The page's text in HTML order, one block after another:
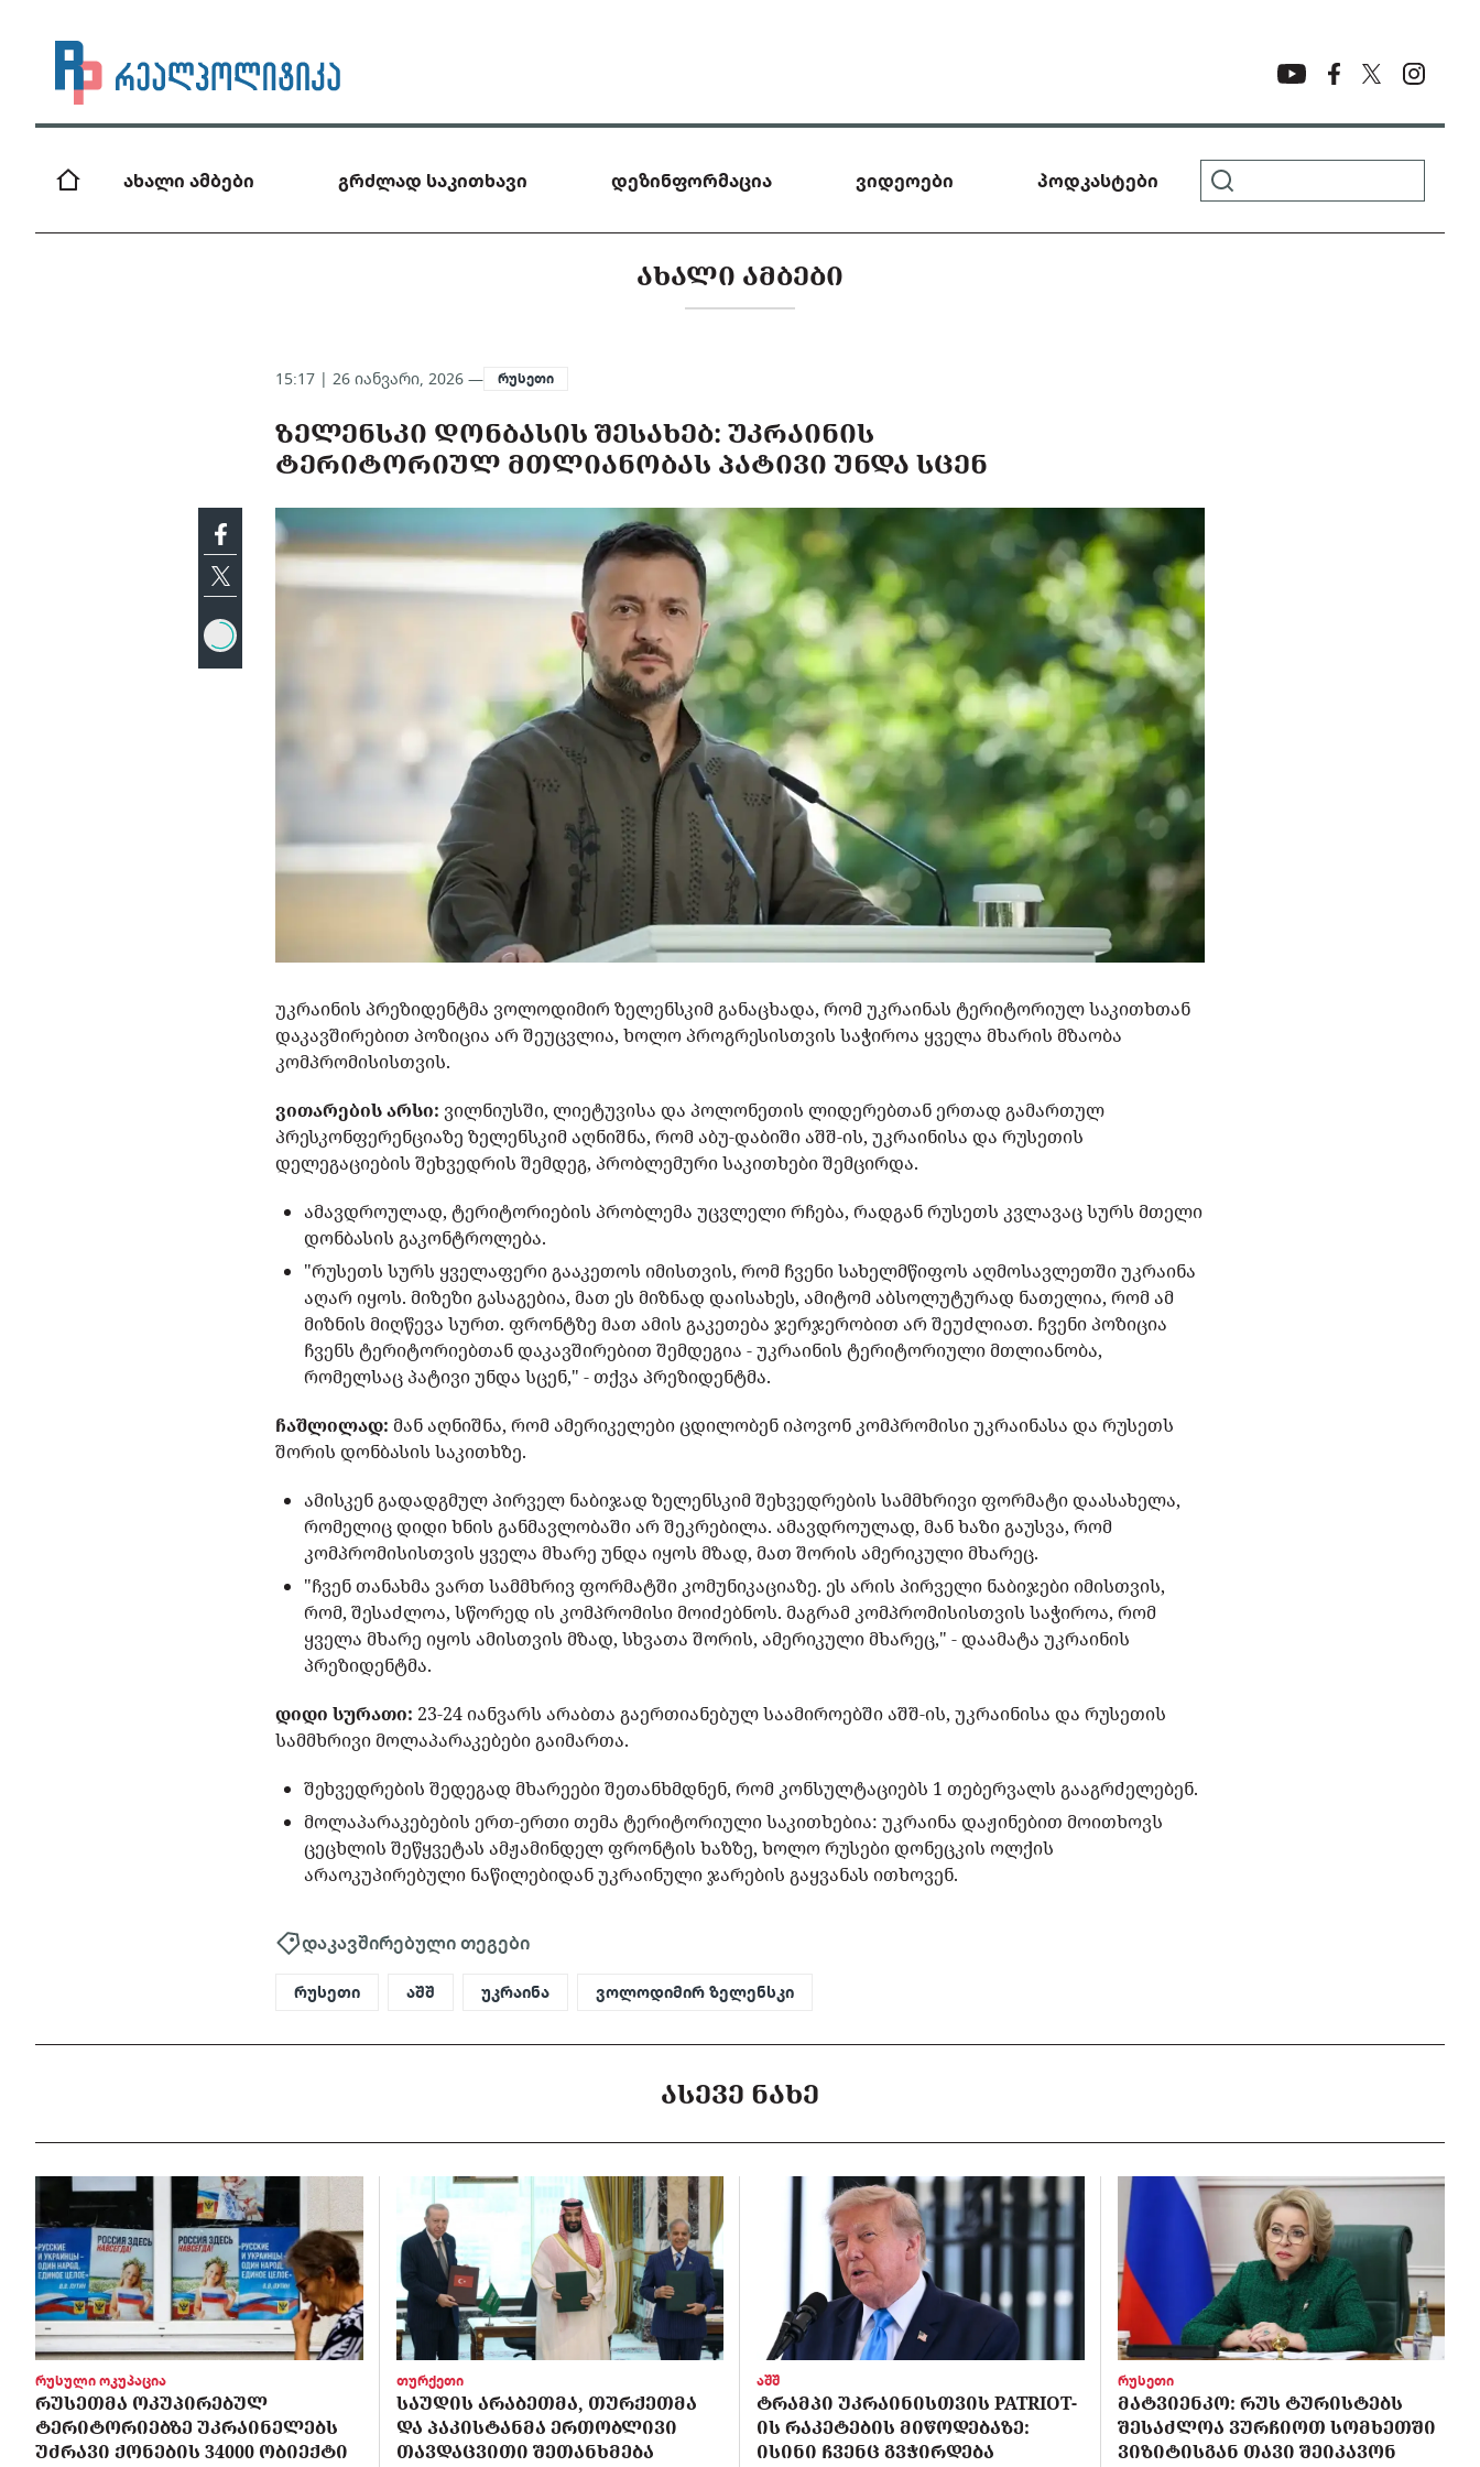
ახალი ამბები გრძლად საკითხავი დეზინფორმაცია ვიდეოები პოდკასტები
ᲐᲮᲐᲚᲘ ᲐᲛᲑᲔᲑᲘ
15:17 | 26 იანვარი, 2026 — რუსეთი
ᲖᲔᲚᲔᲜᲡᲙᲘ ᲓᲝᲜᲑᲐᲡᲘᲡ ᲨᲔᲡᲐᲮᲔᲑ: ᲣᲙᲠᲐᲘᲜᲘᲡ
ᲢᲔᲠᲘᲢᲝᲠᲘᲣᲚ ᲛᲗᲚᲘᲐᲜᲝᲑᲐᲡ ᲞᲐᲢᲘᲕᲘ ᲣᲜᲓᲐ ᲡᲪᲔᲜ
უკრაინის პრეზიდენტმა ვოლოდიმირ ზელენსკიმ განაცხადა, რომ უკრაინას ტერიტორიულ საკითხთან
დაკავშირებით პოზიცია არ შეუცვლია, ხოლო პროგრესისთვის საჭიროა ყველა მხარის მზაობა
კომპრომისისთვის.
ვითარების არსი: ვილნიუსში, ლიეტუვისა და პოლონეთის ლიდერებთან ერთად გამართულ
პრესკონფერენციაზე ზელენსკიმ აღნიშნა, რომ აბუ-დაბიში აშშ-ის, უკრაინისა და რუსეთის
დელეგაციების შეხვედრის შემდეგ, პრობლემური საკითხები შემცირდა.
ამავდროულად, ტერიტორიების პრობლემა უცვლელი რჩება, რადგან რუსეთს კვლავაც სურს მთელი
დონბასის გაკონტროლება.
"რუსეთს სურს ყველაფერი გააკეთოს იმისთვის, რომ ჩვენი სახელმწიფოს აღმოსავლეთში უკრაინა
აღარ იყოს. მიზეზი გასაგებია, მათ ეს მიზნად დაისახეს, ამიტომ აბსოლუტურად ნათელია, რომ ამ
მიზნის მიღწევა სურთ. ფრონტზე მათ ამის გაკეთება ჯერჯერობით არ შეუძლიათ. ჩვენი პოზიცია
ჩვენს ტერიტორიებთან დაკავშირებით შემდეგია - უკრაინის ტერიტორიული მთლიანობა,
რომელსაც პატივი უნდა სცენ," - თქვა პრეზიდენტმა.
ჩაშლილად: მან აღნიშნა, რომ ამერიკელები ცდილობენ იპოვონ კომპრომისი უკრაინასა და რუსეთს
შორის დონბასის საკითხზე.
ამისკენ გადადგმულ პირველ ნაბიჯად ზელენსკიმ შეხვედრების სამმხრივი ფორმატი დაასახელა,
რომელიც დიდი ხნის განმავლობაში არ შეკრებილა. ამავდროულად, მან ხაზი გაუსვა, რომ
კომპრომისისთვის ყველა მხარე უნდა იყოს მზად, მათ შორის ამერიკული მხარეც.
"ჩვენ თანახმა ვართ სამმხრივ ფორმატში კომუნიკაციაზე. ეს არის პირველი ნაბიჯები იმისთვის,
რომ, შესაძლოა, სწორედ ის კომპრომისი მოიძებნოს. მაგრამ კომპრომისისთვის საჭიროა, რომ
ყველა მხარე იყოს ამისთვის მზად, სხვათა შორის, ამერიკული მხარეც," - დაამატა უკრაინის
პრეზიდენტმა.
დიდი სურათი: 23-24 იანვარს არაბთა გაერთიანებულ საამიროებში აშშ-ის, უკრაინისა და რუსეთის
სამმხრივი მოლაპარაკებები გაიმართა.
შეხვედრების შედეგად მხარეები შეთანხმდნენ, რომ კონსულტაციებს 1 თებერვალს გააგრძელებენ.
მოლაპარაკებების ერთ-ერთი თემა ტერიტორიული საკითხებია: უკრაინა დაჟინებით მოითხოვს
ცეცხლის შეწყვეტას ამჟამინდელ ფრონტის ხაზზე, ხოლო რუსები დონეცკის ოლქის
არაოკუპირებული ნაწილებიდან უკრაინული ჯარების გაყვანას ითხოვენ.
დაკავშირებული თეგები
რუსეთი აშშ უკრაინა ვოლოდიმირ ზელენსკი
ᲐᲡᲔᲕᲔ ᲜᲐᲮᲔ
რუსული ოკუპაცია
ᲠᲣᲡᲔᲗᲛᲐ ᲝᲙᲣᲞᲘᲠᲔᲑᲣᲚ
ᲢᲔᲠᲘᲢᲝᲠᲘᲔᲑᲖᲔ ᲣᲙᲠᲐᲘᲜᲔᲚᲔᲑᲡ
ᲣᲫᲠᲐᲕᲘ ᲥᲝᲜᲔᲑᲘᲡ 34000 ᲝᲑᲘᲔᲥᲢᲘ
თურქეთი
ᲡᲐᲣᲓᲘᲡ ᲐᲠᲐᲑᲔᲗᲛᲐ, ᲗᲣᲠᲥᲔᲗᲛᲐ
ᲓᲐ ᲞᲐᲙᲘᲡᲢᲐᲜᲛᲐ ᲔᲠᲗᲝᲑᲚᲘᲕᲘ
ᲗᲐᲕᲓᲐᲪᲕᲘᲗᲘ ᲨᲔᲗᲐᲜᲮᲛᲔᲑᲐ
აშშ
ᲢᲠᲐᲛᲞᲘ ᲣᲙᲠᲐᲘᲜᲘᲡᲗᲕᲘᲡ PATRIOT-
ᲘᲡ ᲠᲐᲙᲔᲢᲔᲑᲘᲡ ᲛᲘᲬᲝᲓᲔᲑᲐᲖᲔ:
ᲘᲡᲘᲜᲘ ᲩᲕᲔᲜᲪ ᲒᲕᲭᲘᲠᲓᲔᲑᲐ
რუსეთი
ᲛᲐᲢᲕᲘᲔᲜᲙᲝ: ᲠᲣᲡ ᲢᲣᲠᲘᲡᲢᲔᲑᲡ
ᲨᲔᲡᲐᲫᲚᲝᲐ ᲕᲣᲠᲩᲘᲝᲗ ᲡᲝᲛᲮᲔᲗᲨᲘ
ᲕᲘᲖᲘᲢᲘᲡᲒᲐᲜ ᲗᲐᲕᲘ ᲨᲔᲘᲙᲐᲕᲝᲜ